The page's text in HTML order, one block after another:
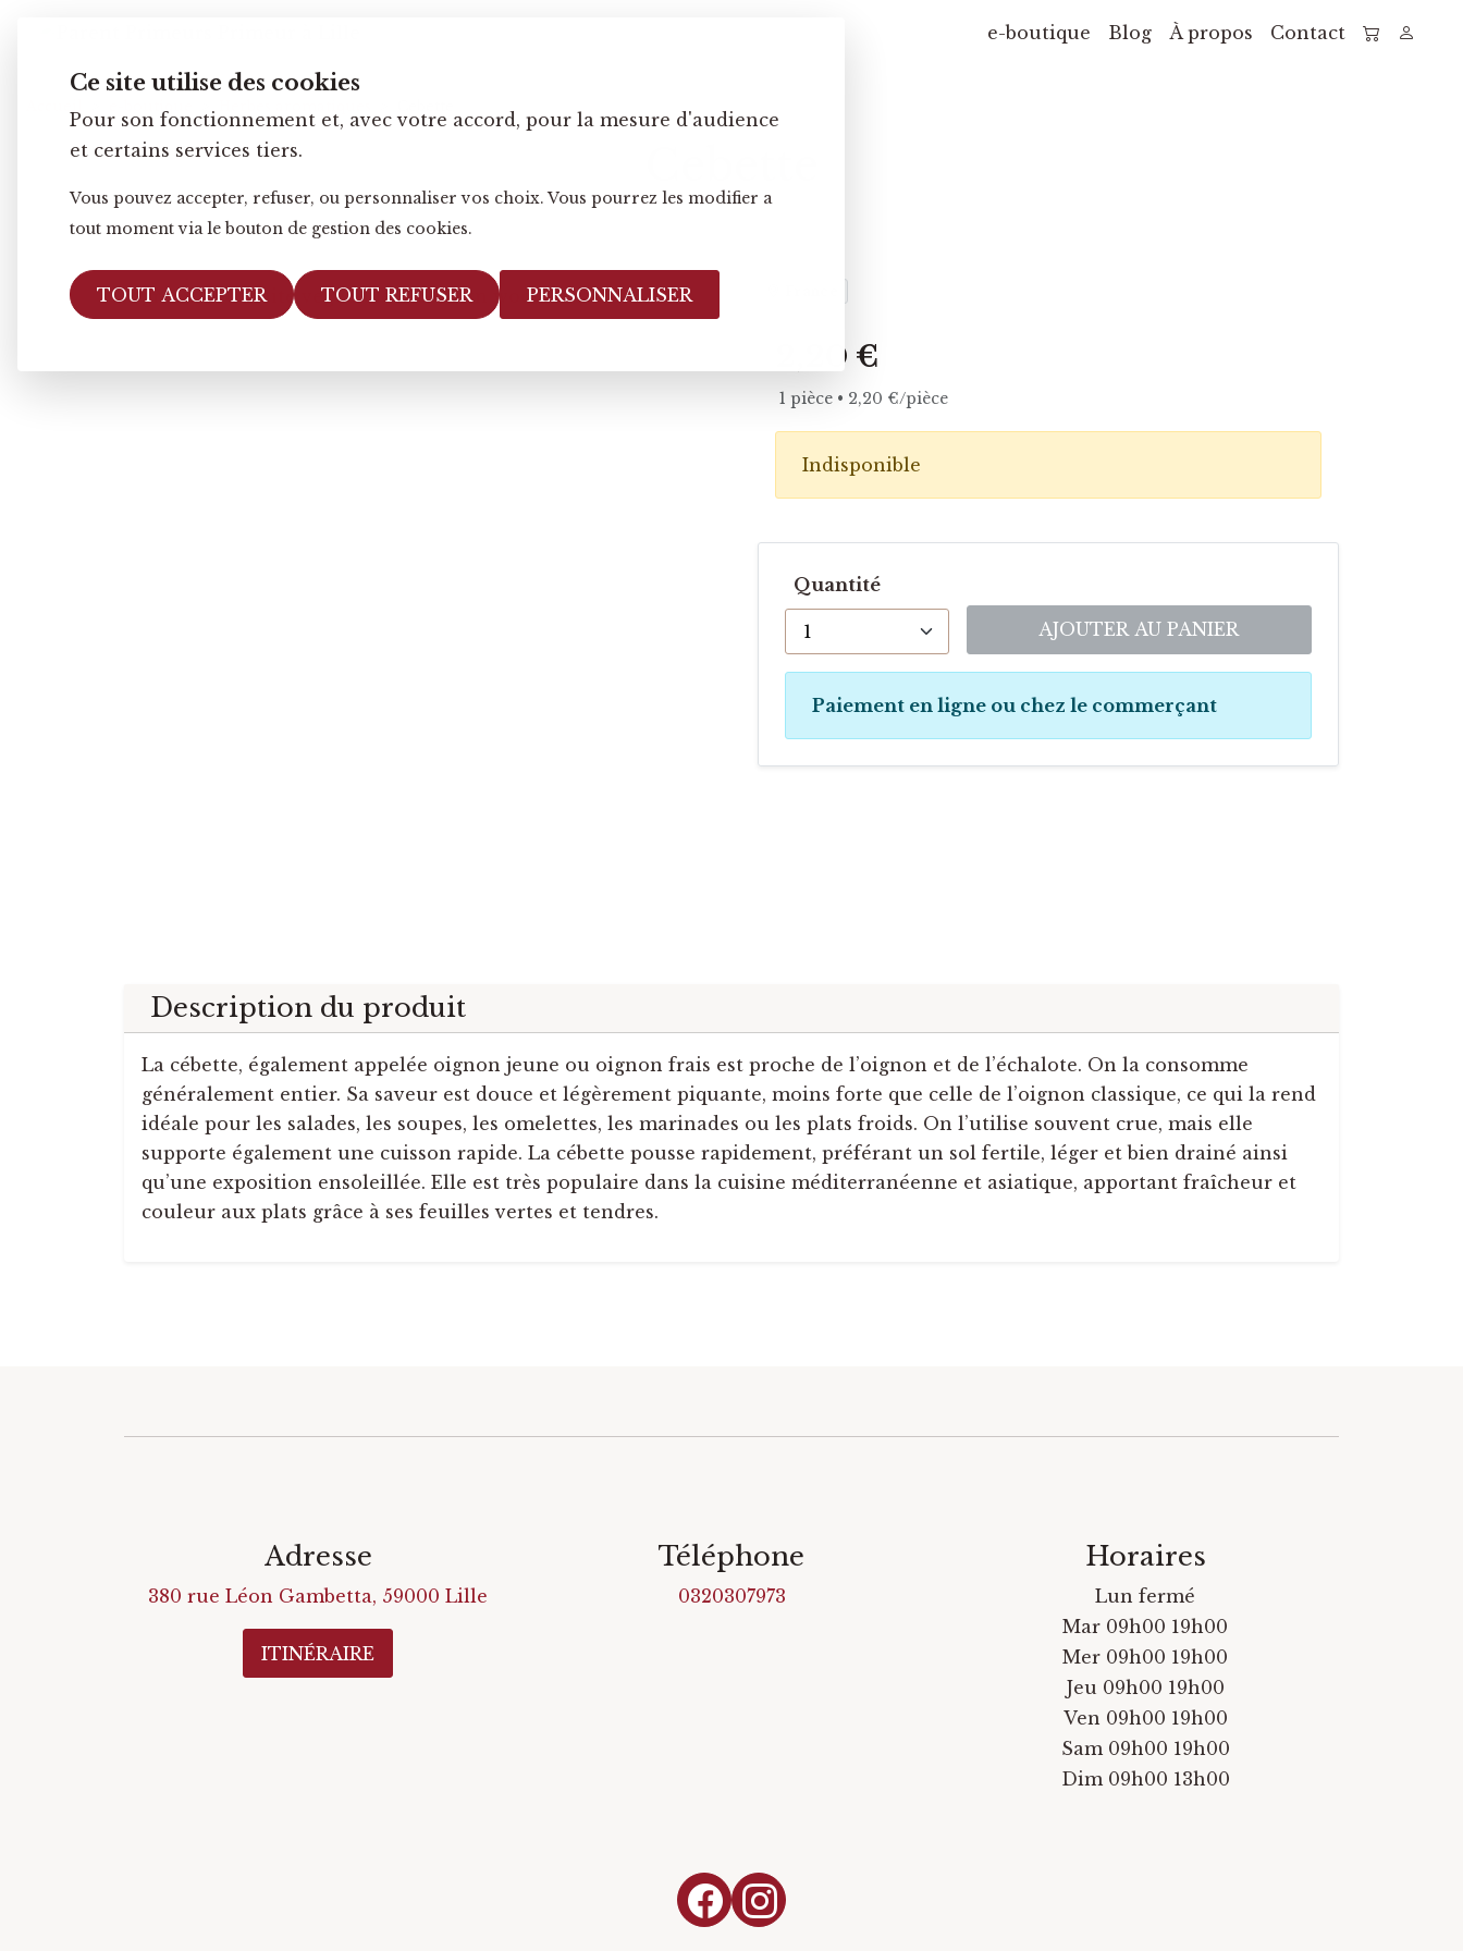
Ce site utilise des cookies
Pour son fonctionnement et, avec votre accord, pour la mesure d'audience
et certains services tiers.
Vous pouvez accepter, refuser, ou personnaliser vos choix. Vous pourrez les modifier a
tout moment via le bouton de gestion des cookies.
TOUT ACCEPTER TOUT REFUSER PERSONNALISER
e-boutique Blog À propos Contact
2,20 €
1 pièce • 2,20 €/pièce
Indisponible
Quantité
AJOUTER AU PANIER
Paiement en ligne ou chez le commerçant
Description du produit
La cébette, également appelée oignon jeune ou oignon frais est proche de l’oignon et de l’échalote. On la consomme
généralement entier. Sa saveur est douce et légèrement piquante, moins forte que celle de l’oignon classique, ce qui la rend
idéale pour les salades, les soupes, les omelettes, les marinades ou les plats froids. On l’utilise souvent crue, mais elle
supporte également une cuisson rapide. La cébette pousse rapidement, préférant un sol fertile, léger et bien drainé ainsi
qu’une exposition ensoleillée. Elle est très populaire dans la cuisine méditerranéenne et asiatique, apportant fraîcheur et
couleur aux plats grâce à ses feuilles vertes et tendres.
Adresse
380 rue Léon Gambetta, 59000 Lille
ITINÉRAIRE
Téléphone
0320307973
Horaires
Lun fermé
Mar 09h00 19h00
Mer 09h00 19h00
Jeu 09h00 19h00
Ven 09h00 19h00
Sam 09h00 19h00
Dim 09h00 13h00